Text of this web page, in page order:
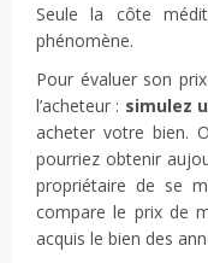
Seule la côte
phénomène.
Pour évaluer son
l’acheteur : simulez
acheter votre bien.
pourriez obtenir
propriétaire de se
compare le prix de
acquis le bien des